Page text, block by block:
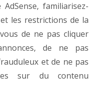
familiarisez-
les restrictions de la
de ne pas cliquer
de ne pas
et de ne pas
sur du contenu